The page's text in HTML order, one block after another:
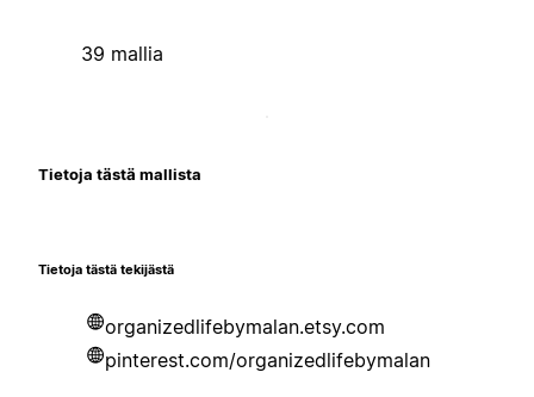
39 mallia
Tietoja tästä mallista
Tietoja tästä tekijästä
organizedlifebymalan.etsy.com
pinterest.com/organizedlifebymalan